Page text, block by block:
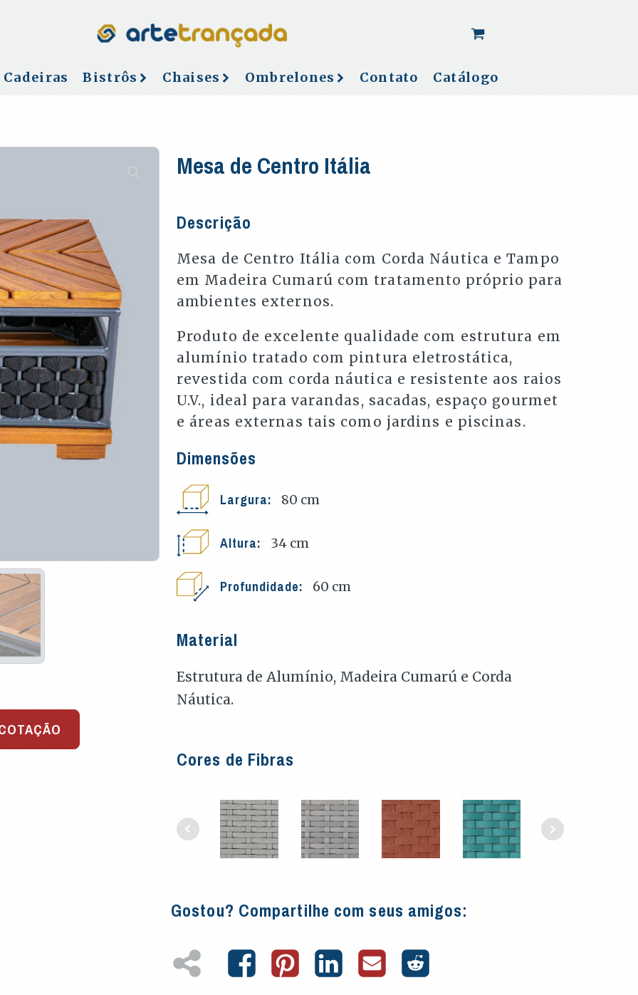
Cadeiras Bistrôs Chaises Ombrelones Contato Catálogo
Mesa de Centro Itália
Descrição
Mesa de Centro Itália com Corda Náutica e Tampo
em Madeira Cumarú com tratamento próprio para
ambientes externos.
Produto de excelente qualidade com estrutura em
alumínio tratado com pintura eletrostática,
revestida com corda náutica e resistente aos raios
U.V., ideal para varandas, sacadas, espaço gourmet
e áreas externas tais como jardins e piscinas.
Dimensões
Largura: 80 cm
Altura: 34 cm
Profundidade: 60 cm
Material
Estrutura de Alumínio, Madeira Cumarú e Corda
Náutica.
Cores de Fibras
Gostou? Compartilhe com seus amigos: